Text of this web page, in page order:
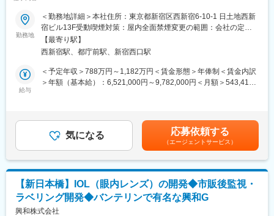
安全管理部 16名（部長1名、部員12名、契約・派遣社員3名）
■本求人の魅力
安全管理業務の中でも、情報収集・評価、当局対応、関連文書整
瞰しながら実務経験を積むことができます。 また、製薬企業にお
ける安全管理業務の一連の流れを体系的に経験できることに加
で行える方に特に適した職務です。
変更の範囲：会社の定める業務
患者様に長年使用されている医薬品を継続してお届けするために
は、安全性情報の適切な収集・評価・管理が不可欠です。
本ポジションでは、症例評価や集積評価を中心に、製品承継時に
おける承継元との個別症例の取り扱いなど安全性情報移管・運用
構築にも携わることができます。
少数精鋭組織のため、一人ひとりの裁量が大きく、幅広いPV業務
経験を積みながら、マネージャーとして経営に近い立場で事業運
主として当社製品に関する症例評価/集積評価の責を担って頂きま
す。
・個別症例等に起因する措置立案
・評価症例に関する当局照会対応
・CRO、コールセンター、文献調査会社等、外部委託先との交
渉・調整
勤務地
＜勤務地詳細＞本社住所：東京都新宿区西新宿6-10-1 日土地西新
宿ビル13F受動喫煙対策：屋内全面禁煙変更の範囲：会社の定め
る事業所（リモートワーク含む）
【最寄り駅】
西新宿駅、都庁前駅、新宿西口駅
給与
＜予定年収＞788万円～1,182万円＜賃金形態＞年俸制＜賃金内訳
＞年額（基本給）：6,521,000円～9,782,000円＜月額＞543,416
成され且つ（2）個人評価で平均値(B)が達成された際に2.5ヶ月分
のインセンティブとなります■昇給年1回賃金はあくまでも目安の
金額であり、選考を通じて上下する可能性があります。月給(月額)
は固定手当を含めた表記です。
気になる 応募依頼する
（エージェントサービス）
【新日本橋】IOL（眼内レンズ）の開発◆市販後監視・
ラベリング開発◆バンテリンで有名な興和G
興和株式会社